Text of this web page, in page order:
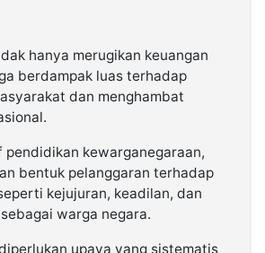
hanya merugikan keuangan
berdampak luas terhadap
dan menghambat
pendidikan kewarganegaraan,
bentuk pelanggaran terhadap
kejujuran, keadilan, dan
warga negara.
upaya yang sistematis